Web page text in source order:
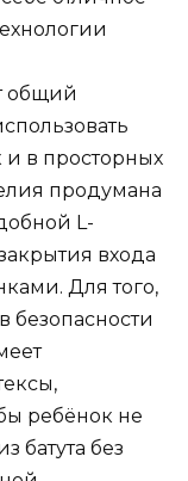
общий
и в просторных
продумана
L-
входа
Для того,
безопасности
ребёнок не
батута без